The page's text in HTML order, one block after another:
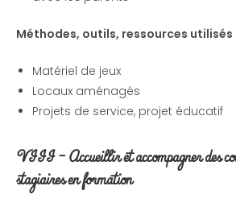
Méthodes, outils, ressources utilisés
Matériel de jeux
Locaux aménagés
Projets de service, projet éducatif
VIII – Accueillir et accompagner des
stagiaires enformation